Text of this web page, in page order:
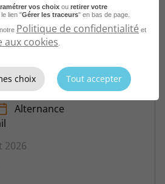
en
Ndrc H/F
Alternance
2026
vos choix ou retirer votre
lien "Gérer les traceurs" en bas de page.
Politique de confidentialité et
aux cookies
choix Tout accepter